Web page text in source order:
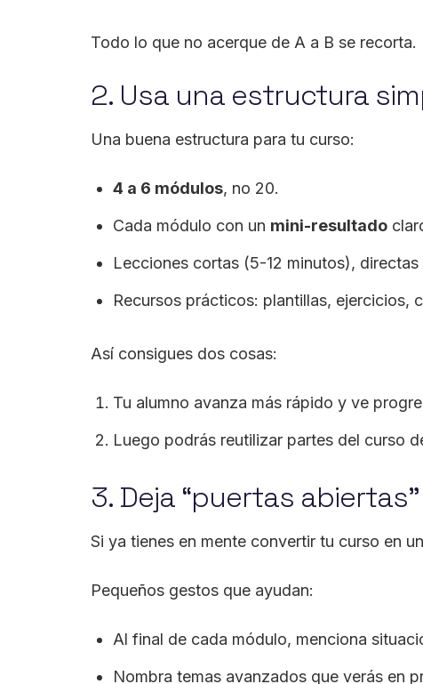
Todo lo que no acerque de A a B se
2. Usa una estructura
Una buena estructura para tu curso:
4 a 6 módulos, no 20.
Cada módulo con un mini-resultado
Lecciones cortas (5-12 minutos), directas
Recursos prácticos: plantillas, ejercicios,
Así consigues dos cosas:
Tu alumno avanza más rápido y ve
Luego podrás reutilizar partes del curso
3. Deja “puertas
Si ya tienes en mente convertir tu curso en
Pequeños gestos que ayudan:
Al final de cada módulo, menciona
Nombra temas avanzados que verás en